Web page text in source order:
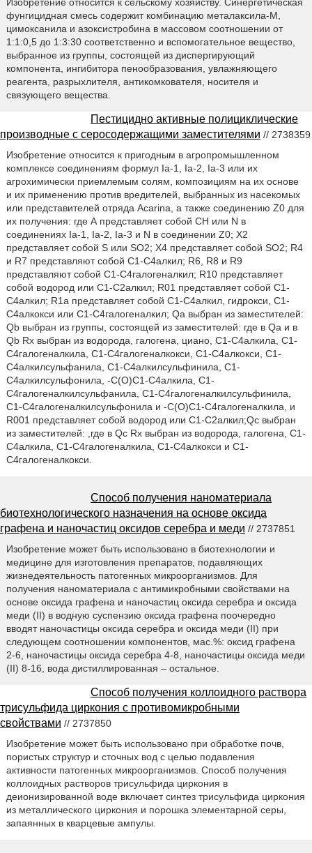
фунгицидная смесь содержит комбинацию металаксила-М,
цимоксанила и азоксистробина в массовом соотношении от
1:1:0,5 до 1:3:30 соответственно и вспомогательное вещество,
выбранное из группы, состоящей из диспергирующий
компонента, ингибитора пенообразования, увлажняющего
реагента, разрыхлителя, антикомкователя, носителя и
связующего вещества.
Пестицидно активные полициклические
производные с серосодержащими заместителями // 2738359
Изобретение относится к пригодным в агропромышленном
комплексе соединениям формул Ia-1, Ia-2, Ia-3 или их
агрохимически приемлемым солям, композициям на их основе
и их применению против вредителей, выбранных из насекомых
или представителей отряда Acarina, а также соединению Z0 для
их получения: где А представляет собой СН или N в
соединениях Ia-1, Ia-2, Ia-3 и N в соединении Z0; Х2
представляет собой S или SO2; Х4 представляет собой SO2; R4
и R7 представляют собой С1-С4алкил; R6, R8 и R9
представляют собой С1-С4галогеналкил; R10 представляет
собой водород или С1-С2алкил; R01 представляет собой С1-
С4алкил; R1a представляет собой С1-С4алкил, гидрокси, С1-
С4алкокси или С1-С4галогеналкил; Qa выбран из заместителей:
Qb выбран из группы, состоящей из заместителей: где в Qa и в
Qb Rx выбран из водорода, галогена, циано, С1-С4алкила, С1-
С4галогеналкила, С1-С4галогеналкокси, С1-С4алкокси, С1-
С4алкилсульфанила, C1-С4алкилсульфинила, С1-
С4алкилсульфонила, -С(O)С1-С4алкила, C1-
С4галогеналкилсульфанила, С1-С4галогеналкилсульфинила,
C1-С4галогеналкилсульфонила и -С(O)С1-С4галогеналкила, и
R001 представляет собой водород или С1-С2алкил;Qc выбран
из заместителей: ,где в Qc Rx выбран из водорода, галогена, С1-
С4алкила, C1-С4галогеналкила, С1-С4алкокси и С1-
С4галогеналкокси.
Способ получения наноматериала
биотехнологического назначения на основе оксида
графена и наночастиц оксидов серебра и меди // 2737851
Изобретение может быть использовано в биотехнологии и
медицине для изготовления препаратов, подавляющих
жизнедеятельность патогенных микроорганизмов. Для
получения наноматериала с антимикробными свойствами на
основе оксида графена и наночастиц оксида серебра и оксида
меди (II) в водную суспензию оксида графена поочередно
вводят наночастицы оксида серебра и оксида меди (II) при
следующем соотношении компонентов, мас.%: оксид графена
2-6, наночастицы оксида серебра 4-8, наночастицы оксида меди
(II) 8-16, вода дистиллированная – остальное.
Способ получения коллоидного раствора
трисульфида циркония с противомикробными
свойствами // 2737850
Изобретение может быть использовано при обработке почв,
пористых структур и сточных вод с целью подавления
активности патогенных микроорганизмов. Способ получения
коллоидных растворов трисульфида циркония в
деионизированной воде включает синтез трисульфида циркония
из металлического циркония и порошка элементарной серы,
запаянных в кварцевые ампулы.